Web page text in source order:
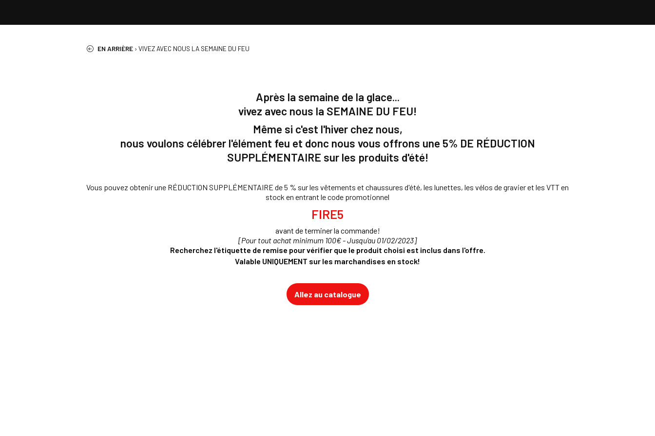
EN ARRIÈRE › VIVEZ AVEC NOUS LA SEMAINE DU FEU
Après la semaine de la glace...
vivez avec nous la SEMAINE DU FEU!
Même si c'est l'hiver chez nous,
nous voulons célébrer l'élément feu et donc nous vous offrons une 5% DE RÉDUCTION
SUPPLÉMENTAIRE sur les produits d'été!
Vous pouvez obtenir une RÉDUCTION SUPPLÉMENTAIRE de 5 % sur les vêtements et chaussures d'été, les lunettes, les vélos de gravier et les VTT en
stock en entrant le code promotionnel
FIRE5
avant de terminer la commande!
[Pour tout achat minimum 100€ - Jusqu'au 01/02/2023]
Recherchez l'étiquette de remise pour vérifier que le produit choisi est inclus dans l'offre.
Valable UNIQUEMENT sur les marchandises en stock!
Allez au catalogue